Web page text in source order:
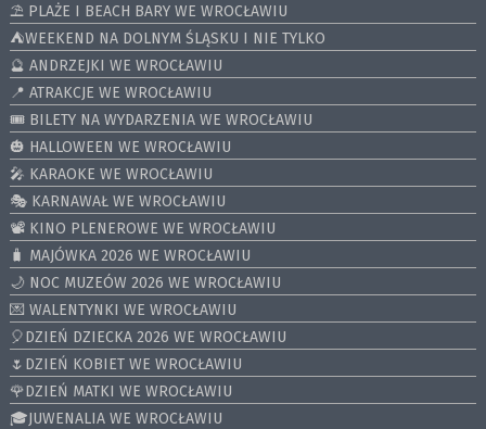
⛱️ PLAŻE I BEACH BARY WE WROCŁAWIU
⛺️WEEKEND NA DOLNYM ŚLĄSKU I NIE TYLKO
🔮 ANDRZEJKI WE WROCŁAWIU
📍 ATRAKCJE WE WROCŁAWIU
🎟️ BILETY NA WYDARZENIA WE WROCŁAWIU
🎃 HALLOWEEN WE WROCŁAWIU
🎤 KARAOKE WE WROCŁAWIU
🎭 KARNAWAŁ WE WROCŁAWIU
📽️ KINO PLENEROWE WE WROCŁAWIU
🧳 MAJÓWKA 2026 WE WROCŁAWIU
🌙 NOC MUZEÓW 2026 WE WROCŁAWIU
💌 WALENTYNKI WE WROCŁAWIU
🎈DZIEŃ DZIECKA 2026 WE WROCŁAWIU
🌷DZIEŃ KOBIET WE WROCŁAWIU
🌹DZIEŃ MATKI WE WROCŁAWIU
🎓JUWENALIA WE WROCŁAWIU